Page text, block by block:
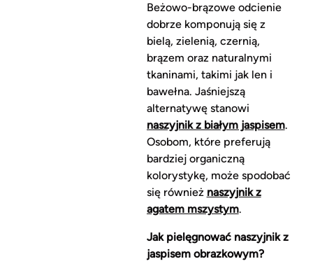
Beżowo-brązowe odcienie
dobrze komponują się z
bielą, zielenią, czernią,
brązem oraz naturalnymi
tkaninami, takimi jak len i
bawełna. Jaśniejszą
alternatywę stanowi
naszyjnik z białym jaspisem.
Osobom, które preferują
bardziej organiczną
kolorystykę, może spodobać
się również naszyjnik z
agatem mszystym.
Jak pielęgnować naszyjnik z
jaspisem obrazkowym?